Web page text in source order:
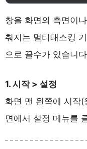
창을 화면의 측면이
춰지는 멀티태스킹
으로 끌수가 있습니
1. 시작 > 설정
화면 맨 왼쪽에 시작
면에서 설정 메뉴를